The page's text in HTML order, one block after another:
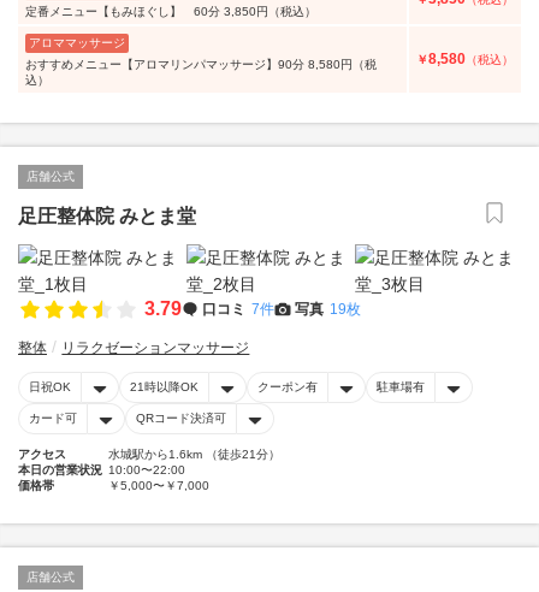
定番メニュー【もみほぐし】 60分 3,850円（税込）
アロママッサージ
おすすめメニュー【アロマリンパマッサージ】90分 8,580円（税
込）
￥8,580 （税込）
店舗公式
足圧整体院 みとま堂
3.79 口コミ 7件 写真 19枚
整体 リラクゼーションマッサージ
日祝OK 21時以降OK クーポン有 駐車場有
カード可 QRコード決済可
アクセス
水城駅から1.6km （徒歩21分）
本日の営業状況 10:00〜22:00
価格帯
￥5,000〜￥7,000
店舗公式